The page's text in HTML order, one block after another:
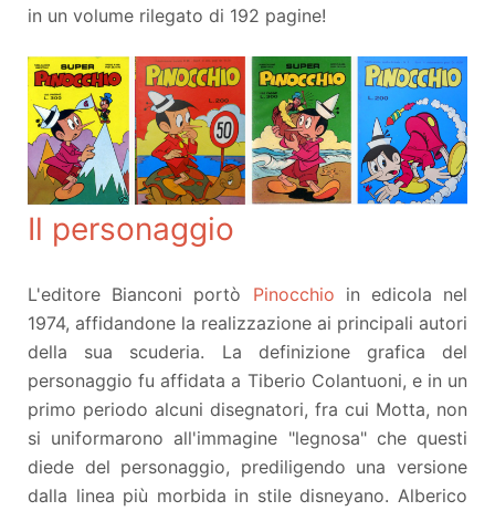
in un volume rilegato di 192 pagine!
Il personaggio
L'editore Bianconi portò Pinocchio in edicola nel
1974, affidandone la realizzazione ai principali autori
della sua scuderia. La definizione grafica del
personaggio fu affidata a Tiberio Colantuoni, e in un
primo periodo alcuni disegnatori, fra cui Motta, non
si uniformarono all'immagine "legnosa" che questi
diede del personaggio, prediligendo una versione
dalla linea più morbida in stile disneyano. Alberico